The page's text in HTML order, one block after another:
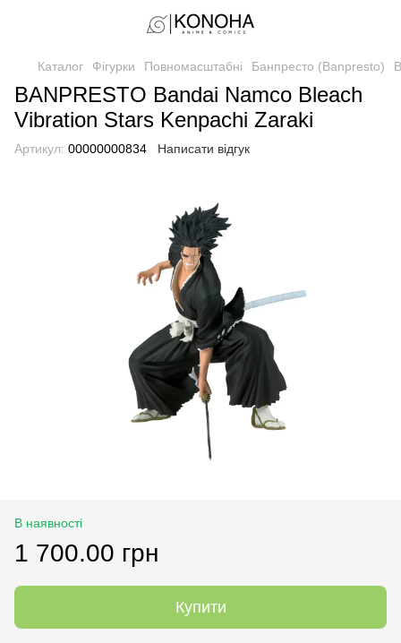
Каталог Фігурки Повномасштабні Банпресто (Banpresto)
BANPRESTO Bandai Namco Bleach
Vibration Stars Kenpachi Zaraki
Артикул: 00000000834 Написати відгук
В наявності
1 700.00 грн
Купити